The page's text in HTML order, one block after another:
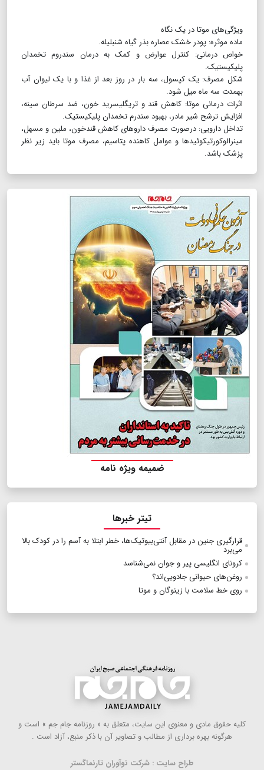
ویژگی‌های موتا در یک نگاه
ماده موثره: پودر خشک عصاره بذر گیاه شنبلیله.
خواص درمانی: کنترل عوارض و کمک به درمان سندروم تخمدان
پلی‎کیستیک.
شکل مصرف: یک کپسول، سه بار در روز بعد از غذا و با یک لیوان آب
به‎مدت سه ماه میل شود.
اثرات درمانی موتا: کاهش قند و تری‎گلیسرید خون، ضد سرطان سینه،
افزایش ترشح شیر مادر، بهبود سندرم تخمدان پلی‎کیستیک.
تداخل دارویی: درصورت مصرف داروهای کاهش قندخون، ملین و مسهل،
مینرالوکورتیکوئیدها و عوامل کاهنده پتاسیم، مصرف موتا باید زیر نظر
پزشک باشد.
ضمیمه ویژه نامه
تیتر خبرها
قرارگیری جنین در مقابل آنتی‌بیوتیک‌ها، خطر ابتلا به آسم را در کودک بالا
می‌برد
کرونای انگلیسی پیر و جوان نمی‌شناسد
روغن‌های حیوانی جادویی‌اند؟
روی خط سلامت با زینوگان و موتا
كلیه حقوق مادی و معنوی این سایت، متعلق به « روزنامه جام جم » است و
هرگونه بهره ‌برداری از مطالب و تصاویر آن با ذكر منبع، آزاد است .
طراح سایت : شرکت نوآوران تارنماگستر